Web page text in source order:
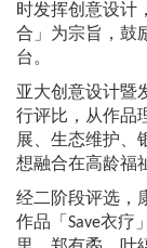
时发挥创意设计
合」为宗旨，鼓
台。
亚大创意设计暨
行评比，从作品
展、生态维护、
想融合在高龄福
经二阶段评选，
作品「Save衣疗